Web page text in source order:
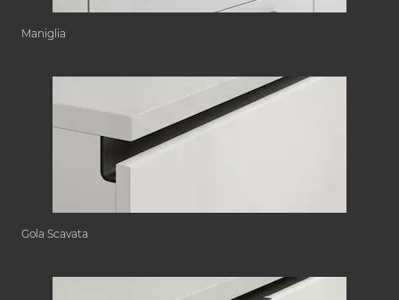
Maniglia
Gola Scavata